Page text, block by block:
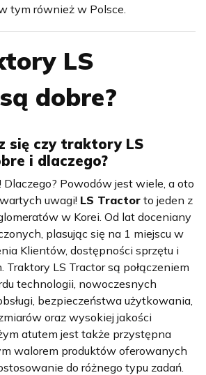
tym również w Polsce.
LS
dobre?
się czy traktory LS
i dlaczego?
Dlaczego? Powodów jest wiele, a oto
uwagi! LS Tractor to jeden z
w Korei. Od lat doceniany
plasując się na 1 miejscu w
Klientów, dostępności sprzętu i
Traktory LS Tractor są połączeniem
technologii, nowoczesnych
bezpieczeństwa użytkowania,
oraz wysokiej jakości
atutem jest także przystępna
walorem produktów oferowanych
do różnego typu zadań.